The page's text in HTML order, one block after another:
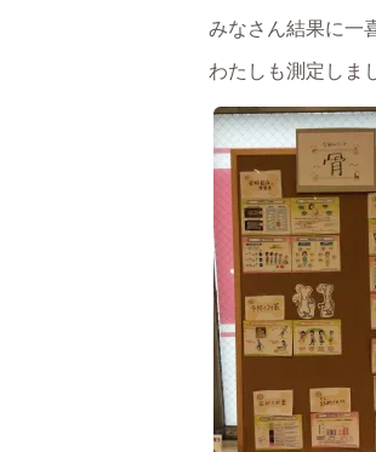
みなさん結果に一
わたしも測定しま